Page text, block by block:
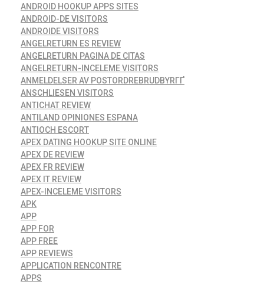
ANDROID HOOKUP APPS SITES
ANDROID-DE VISITORS
ANDROIDE VISITORS
ANGELRETURN ES REVIEW
ANGELRETURN PAGINA DE CITAS
ANGELRETURN-INCELEME VISITORS
ANMELDELSER AV POSTORDREBRUDBYRГҐ
ANSCHLIESEN VISITORS
ANTICHAT REVIEW
ANTILAND OPINIONES ESPANA
ANTIOCH ESCORT
APEX DATING HOOKUP SITE ONLINE
APEX DE REVIEW
APEX FR REVIEW
APEX IT REVIEW
APEX-INCELEME VISITORS
APK
APP
APP FOR
APP FREE
APP REVIEWS
APPLICATION RENCONTRE
APPS